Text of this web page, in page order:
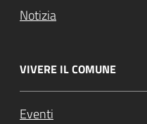
Notizia
VIVERE IL COMUNE
Eventi